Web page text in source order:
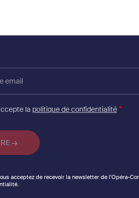
la politique de confidentialité
acceptez de recevoir la newsletter de l'Opéra-